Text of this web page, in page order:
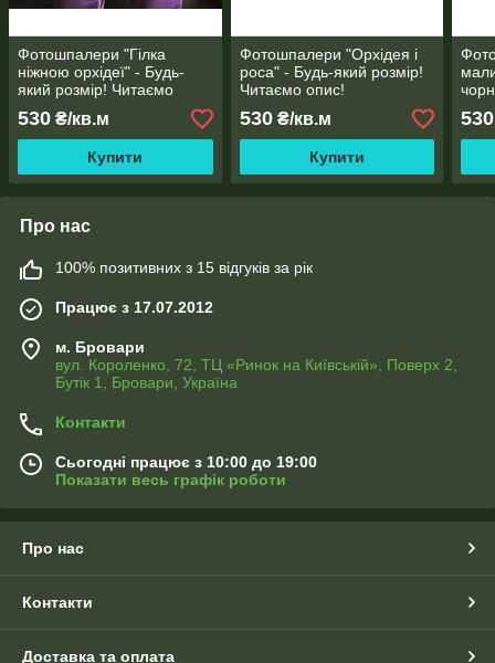
Фотошпалери "Гілка
ніжною орхідеї" - Будь-
який розмір! Читаємо
опис!
530 ₴/кв.м
Купити
Фотошпалери "Орхідея і
роса" - Будь-який розмір!
Читаємо опис!
530₴/кв.м
Купити
530
Про нас
100% позитивних з 15 відгуків за рік
Працює з 17.07.2012
м. Бровари
вул. Короленко, 72, ТЦ «Ринок на Київській», Поверх 2,
Бутік 1, Бровари, Україна
Контакти
Сьогодні працює з 10:00 до 19:00
Показати весь графік роботи
Про нас
Контакти
Доставка та оплата